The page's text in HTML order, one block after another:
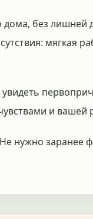
дома, без лишней
мягкая
и
нужно заранее